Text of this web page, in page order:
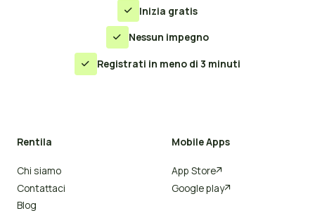
 Inizia gratis
 Nessun impegno
 Registrati in meno di 3 minuti
Rentila
Chi siamo
Contattaci
Blog
Mobile Apps
App Store
Google play